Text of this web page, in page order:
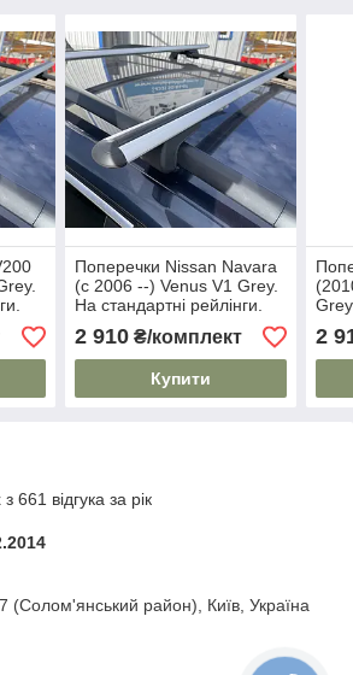
Поперечки Nissan Navara
(c 2006 --) Venus V1 Grey.
На стандартні рейлінги.
2 910₴/комплект
Купити
2
661 відгука за рік
(Солом'янський район), Київ, Україна